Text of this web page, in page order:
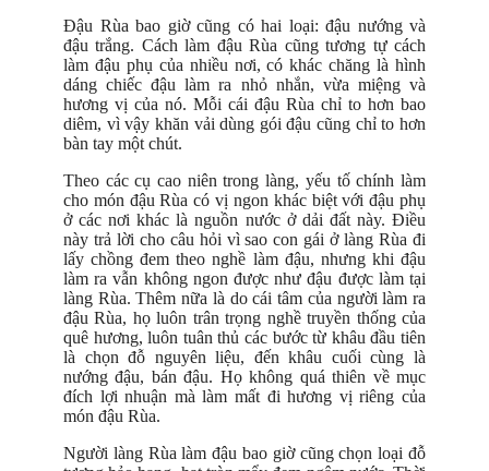
Đậu Rùa bao giờ cũng có hai loại: đậu nướng và
đậu trắng. Cách làm đậu Rùa cũng tương tự cách
làm đậu phụ của nhiều nơi, có khác chăng là hình
dáng chiếc đậu làm ra nhỏ nhắn, vừa miệng và
hương vị của nó. Mỗi cái đậu Rùa chỉ to hơn bao
diêm, vì vậy khăn vải dùng gói đậu cũng chỉ to hơn
bàn tay một chút.
Theo các cụ cao niên trong làng, yếu tố chính làm
cho món đậu Rùa có vị ngon khác biệt với đậu phụ
ở các nơi khác là nguồn nước ở dải đất này. Điều
này trả lời cho câu hỏi vì sao con gái ở làng Rùa đi
lấy chồng đem theo nghề làm đậu, nhưng khi đậu
làm ra vẫn không ngon được như đậu được làm tại
làng Rùa. Thêm nữa là do cái tâm của người làm ra
đậu Rùa, họ luôn trân trọng nghề truyền thống của
quê hương, luôn tuân thủ các bước từ khâu đầu tiên
là chọn đỗ nguyên liệu, đến khâu cuối cùng là
nướng đậu, bán đậu. Họ không quá thiên về mục
đích lợi nhuận mà làm mất đi hương vị riêng của
món đậu Rùa.
Người làng Rùa làm đậu bao giờ cũng chọn loại đỗ